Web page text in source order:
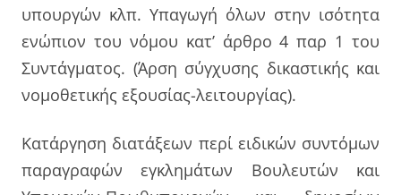
υπουργών κλπ. Υπαγωγή όλων στην ισότητα
ενώπιον του νόμου κατ’ άρθρο 4 παρ 1 του
Συντάγματος. (Άρση σύγχυσης δικαστικής και
νομοθετικής εξουσίας-λειτουργίας).
Κατάργηση διατάξεων περί ειδικών συντόμων
παραγραφών εγκλημάτων Βουλευτών και